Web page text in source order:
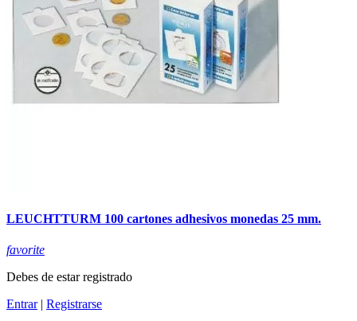
LEUCHTTURM 100 cartones adhesivos monedas 25 mm.
favorite
Debes de estar registrado
Entrar| Registrarse